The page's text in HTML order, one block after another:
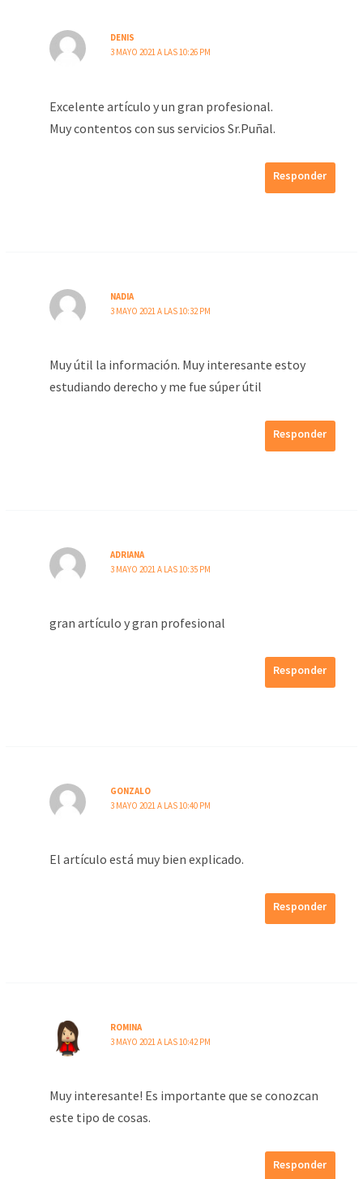
DENIS
3 MAYO 2021 A LAS 10:26 PM
Excelente artículo y un gran profesional.
Muy contentos con sus servicios Sr.Puñal.
Responder
NADIA
3 MAYO 2021 A LAS 10:32 PM
Muy útil la información. Muy interesante estoy
estudiando derecho y me fue súper útil
Responder
ADRIANA
3 MAYO 2021 A LAS 10:35 PM
gran artículo y gran profesional
Responder
GONZALO
3 MAYO 2021 A LAS 10:40 PM
El artículo está muy bien explicado.
Responder
ROMINA
3 MAYO 2021 A LAS 10:42 PM
Muy interesante! Es importante que se conozcan
este tipo de cosas.
Responder